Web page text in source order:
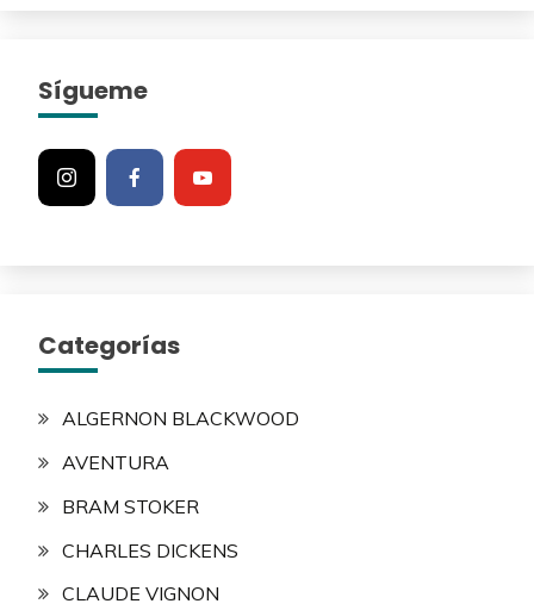
Sígueme
Categorías
ALGERNON BLACKWOOD
AVENTURA
BRAM STOKER
CHARLES DICKENS
CLAUDE VIGNON